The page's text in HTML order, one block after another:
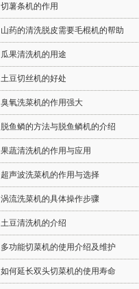
切薯条机的作用
山药的清洗脱皮需要毛棍机的帮助
瓜果清洗机的用途
土豆切丝机的好处
臭氧洗菜机的作用强大
脱鱼鳞的方法与脱鱼鳞机的介绍
果蔬清洗机的作用与应用
超声波洗菜机的作用与选择
涡流洗菜机的具体操作步骤
土豆清洗机的介绍
多功能切菜机的使用介绍及维护
如何延长双头切菜机的使用寿命